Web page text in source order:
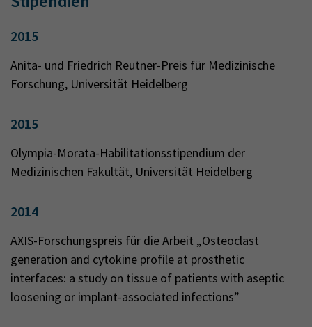
2015
Anita- und Friedrich Reutner-Preis für Medizinische
Forschung, Universität Heidelberg
2015
Olympia-Morata-Habilitationsstipendium der
Medizinischen Fakultät, Universität Heidelberg
2014
AXIS-Forschungspreis für die Arbeit „Osteoclast
generation and cytokine profile at prosthetic
interfaces: a study on tissue of patients with aseptic
loosening or implant-associated infections”